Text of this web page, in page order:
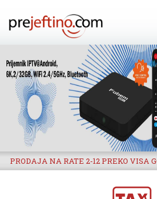
PRODAJA NA RATE 2-12 PREKO VISA